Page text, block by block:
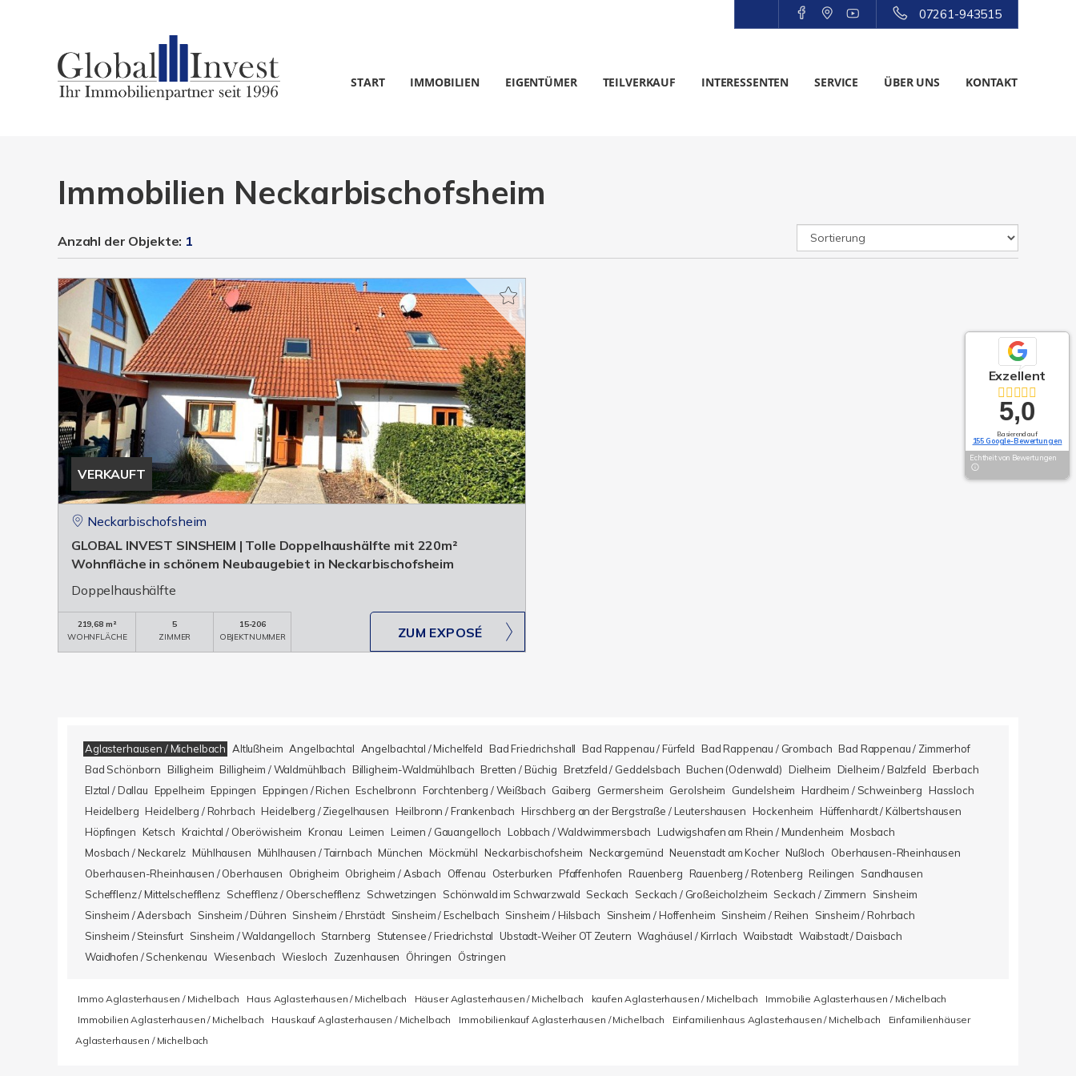
07261-943515
START IMMOBILIEN EIGENTÜMER TEILVERKAUF INTERESSENTEN SERVICE ÜBER UNS KONTAKT
Immobilien Neckarbischofsheim
Anzahl der Objekte: 1
VERKAUFT
Neckarbischofsheim
GLOBAL INVEST SINSHEIM | Tolle Doppelhaushälfte mit 220m²
Wohnfläche in schönem Neubaugebiet in Neckarbischofsheim
Doppelhaushälfte
219,68 m²
WOHNFLÄCHE
5
ZIMMER
15-206
OBJEKTNUMMER
ZUM EXPOSÉ
Aglasterhausen / Michelbach Altlußheim Angelbachtal Angelbachtal / Michelfeld Bad Friedrichshall Bad Rappenau / Fürfeld Bad Rappenau / Grombach Bad Rappenau / Zimmerhof
Bad Schönborn Billigheim Billigheim / Waldmühlbach Billigheim-Waldmühlbach Bretten / Büchig Bretzfeld / Geddelsbach Buchen (Odenwald) Dielheim Dielheim / Balzfeld Eberbach
Elztal / Dallau Eppelheim Eppingen Eppingen / Richen Eschelbronn Forchtenberg / Weißbach Gaiberg Germersheim Gerolsheim Gundelsheim Hardheim / Schweinberg Hassloch
Heidelberg Heidelberg / Rohrbach Heidelberg / Ziegelhausen Heilbronn / Frankenbach Hirschberg an der Bergstraße / Leutershausen Hockenheim Hüffenhardt / Kälbertshausen
Höpfingen Ketsch Kraichtal / Oberöwisheim Kronau Leimen Leimen / Gauangelloch Lobbach / Waldwimmersbach Ludwigshafen am Rhein / Mundenheim Mosbach
Mosbach / Neckarelz Mühlhausen Mühlhausen / Tairnbach München Möckmühl Neckarbischofsheim Neckargemünd Neuenstadt am Kocher Nußloch
Oberhausen-Rheinhausen
Oberhausen-Rheinhausen / Oberhausen
Obrigheim Obrigheim / Asbach Offenau Osterburken Pfaffenhofen Rauenberg Rauenberg / Rotenberg Reilingen
Sandhausen
Schefflenz / Mittelschefflenz Schefflenz / Oberschefflenz Schwetzingen Schönwald im Schwarzwald Seckach Seckach / Großeicholzheim Seckach / Zimmern
Sinsheim
Sinsheim / Adersbach
Sinsheim / Dühren Sinsheim / Ehrstädt Sinsheim / Eschelbach Sinsheim / Hilsbach Sinsheim / Hoffenheim Sinsheim / Reihen
Sinsheim / Rohrbach
Sinsheim / Steinsfurt Sinsheim / Waldangelloch Starnberg Stutensee / Friedrichstal Ubstadt-Weiher OT Zeutern Waghäusel / Kirrlach Waibstadt Waibstadt / Daisbach
Waidhofen / Schenkenau Wiesenbach Wiesloch Zuzenhausen Öhringen Östringen
Immo Aglasterhausen / Michelbach Haus Aglasterhausen / Michelbach Häuser Aglasterhausen / Michelbach kaufen Aglasterhausen / Michelbach
Immobilie Aglasterhausen / Michelbach
Immobilien Aglasterhausen / Michelbach
Hauskauf Aglasterhausen / Michelbach Immobilienkauf Aglasterhausen / Michelbach Einfamilienhaus Aglasterhausen / Michelbach
Einfamilienhäuser
Aglasterhausen / Michelbach
Exzellent
5,0
Basierend auf
155 Google-Bewertungen
Echtheit von Bewertungen